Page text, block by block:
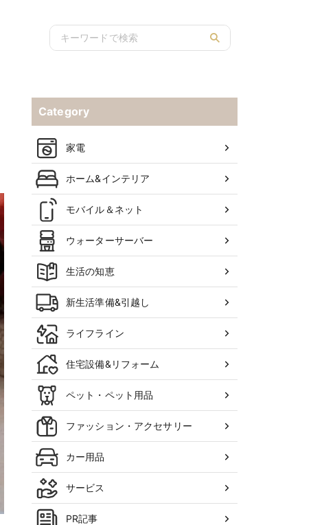
Category
家電
ホーム&インテリア
モバイル＆ネット
ウォーターサーバー
生活の知恵
新生活準備&引越し
ライフライン
住宅設備&リフォーム
ペット・ペット用品
ファッション・アクセサリー
カー用品
サービス
PR記事